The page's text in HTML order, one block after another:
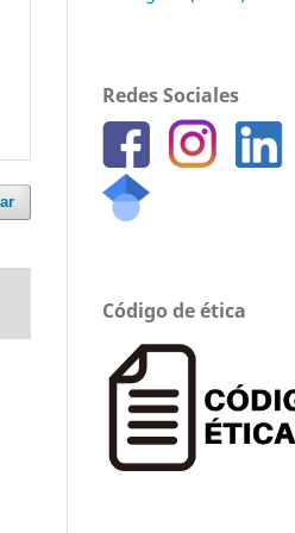
Redes Sociales
Código de ética